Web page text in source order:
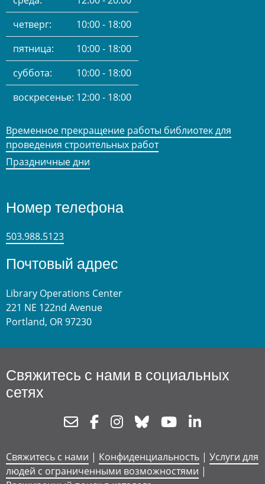
четверг:
10:00 - 18:00
пятница:
10:00 - 18:00
суббота:
10:00 - 18:00
воскресенье: 12:00 - 18:00
Временное прекращение работы библиотек для
проведения строительных работ
Праздничные дни
Номер телефона
503.988.5123
Почтовый адрес
Library Operations Center
221 NE 122nd Avenue
Portland, OR 97230
Свяжитесь с нами в социальных
сетях
NewsletterFacebookInstagram
Bluesky Youtube
Свяжитесь с нами | Конфиденциальность | Услуги для
людей с ограниченными возможностями |